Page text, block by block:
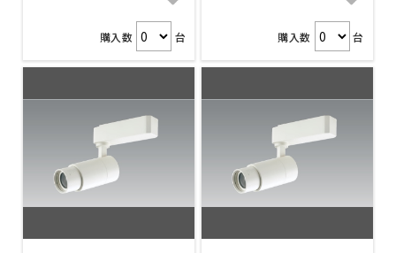
購入数 台 購入数 台